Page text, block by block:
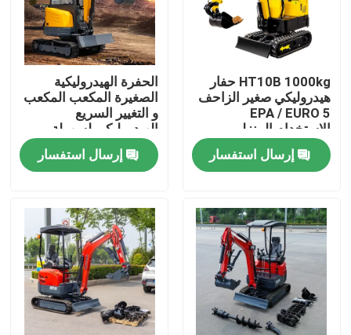
جولة في المعمل
ضبط الجودة
اتصل بنا
طلب اقتباس
Hightop Mini Excavator
حفر هيدروليكي صغير
HT10B 1000kg حفار
هيدروليكي صغير الزاحف
EPA / EURO 5
الاستخدام المنزلي
إرسال استفسار
الحفرة الهيدروليكية
الصغيرة المكعب المكعب
و التغيير السريع
الهيدروليكي لسهولة
التشغيل
إرسال استفسار